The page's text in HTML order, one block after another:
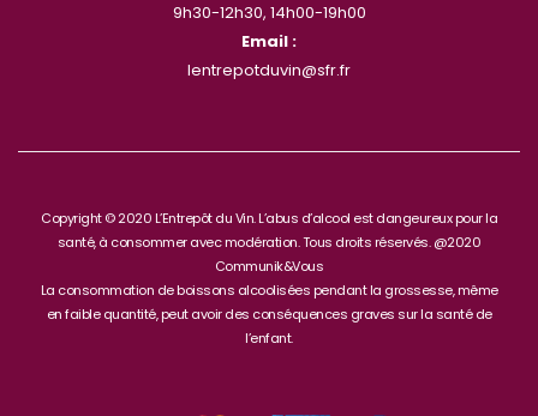
9h30-12h30, 14h00-19h00
Email :
lentrepotduvin@sfr.fr
Copyright © 2020 L’Entrepôt du Vin. L’abus d’alcool est dangeureux pour la
santé, à consommer avec modération. Tous droits réservés. @2020
Communik&Vous
La consommation de boissons alcoolisées pendant la grossesse, même
en faible quantité, peut avoir des conséquences graves sur la santé de
l’enfant.